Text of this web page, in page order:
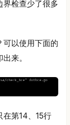
界检查少了很多
可以使用下面的
来。
在第14、15行